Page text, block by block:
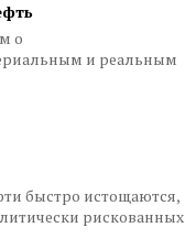
о
и реальным
быстро истощаются,
рискованных